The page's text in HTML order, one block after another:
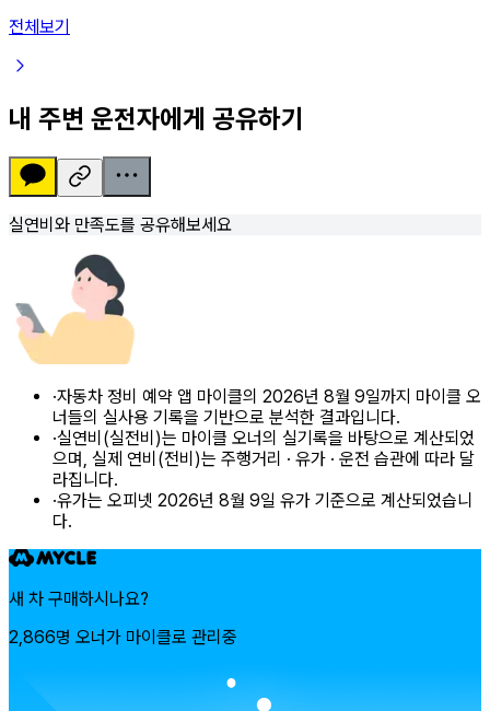
전체보기
내 주변 운전자에게 공유하기
실연비와 만족도를 공유해보세요
·자동차 정비 예약 앱 마이클의 2026년 8월 9일까지 마이클 오
너들의 실사용 기록을 기반으로 분석한 결과입니다.
·실연비(실전비)는 마이클 오너의 실기록을 바탕으로 계산되었
으며, 실제 연비(전비)는 주행거리 · 유가 · 운전 습관에 따라 달
라집니다.
·유가는 오피넷 2026년 8월 9일 유가 기준으로 계산되었습니
다.
새 차 구매하시나요?
2,866명 오너가 마이클로 관리중